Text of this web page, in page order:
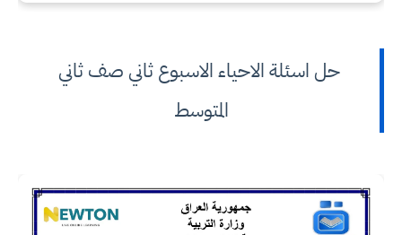
حل اسئلة الاحياء الاسبوع ثاني صف ثاني
المتوسط